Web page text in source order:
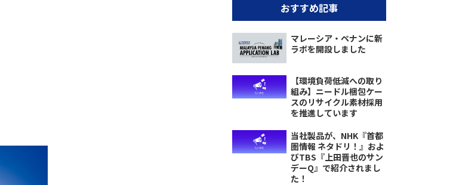
おすすめ記事
マレーシア・ペナンに新
ラボを開設しました
【環境負荷低減への取り
組み】ニードル梱包ケー
スのリサイクル素材採用
を推進しています
当社製品が、NHK『首都
圏情報 ネタドリ！』およ
びTBS『上田晋也のサン
デーQ』で紹介されまし
た！